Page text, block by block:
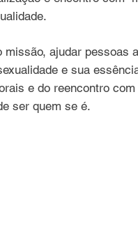
missão, ajudar pessoas
e sua
e do reencontro
ser quem se é.